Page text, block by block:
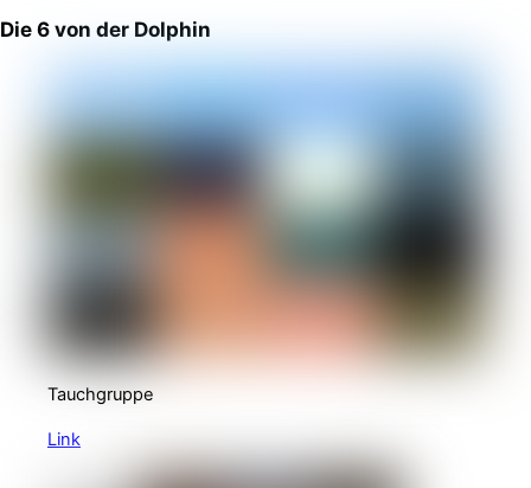
Die 6 von der Dolphin
Tauchgruppe
Link